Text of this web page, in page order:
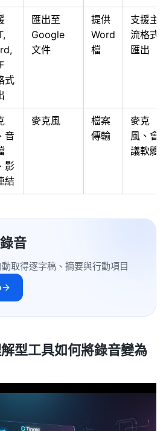
式
匯出至
Google
文件
提供
Word
檔
支援主
流格式
匯出
音
影
結
麥克風
檔案
傳輸
麥克
風、會
議軟體
音
取得逐字稿、摘要與行動項目
型工具如何將錄音變為